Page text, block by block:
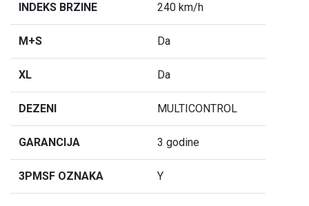
INDEKS BRZINE 240 km/h
M+S Da
XL Da
DEZENI MULTICONTROL
GARANCIJA 3 godine
3PMSF OZNAKA Y